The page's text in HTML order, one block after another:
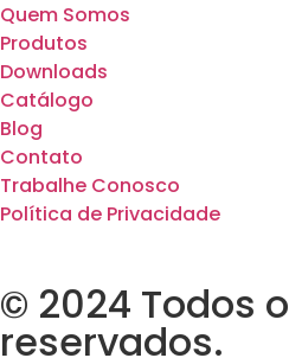
Quem Somos
Produtos
Downloads
Catálogo
Blog
Contato
Trabalhe Conosco
Política de Privacidade
© 2024 Todos
reservados.